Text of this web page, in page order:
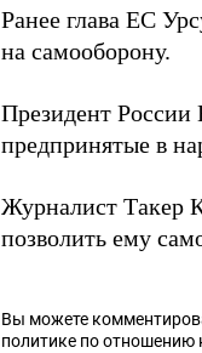
Ранее глава ЕС
на самооборону.
Президент
предпринятые в
Журналист Такер
позволить ему
Вы можете
политике по отношению